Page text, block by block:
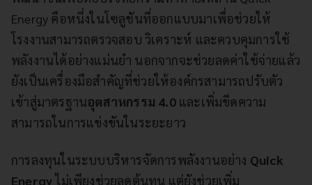
Energy คือหนึ่งในโซลูชันที่ออกแบบมาเพื่อช่วยให้
โรงงานสามารถตรวจสอบ วิเคราะห์ และควบคุมการใช้
พลังงานได้อย่างแม่นยำ นอกจากจะช่วยลดค่าใช้จ่ายแล้ว
ยังเป็นเครื่องมือสำคัญที่ช่วยให้องค์กรสามารถปรับตัว
เข้าสู่มาตรฐานอุตสาหกรรม 4.0และเพิ่มขีดความ
สามารถในการแข่งขันในระยะยาว
การลงทุนในระบบบริหารจัดการพลังงานอย่าง Quick
Energyไม่เพียงช่วยลดต้นทุน แต่ยังช่วยเพิ่ม